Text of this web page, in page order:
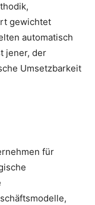
gewichtet
automatisch
jener, der
Umsetzbarkeit
für